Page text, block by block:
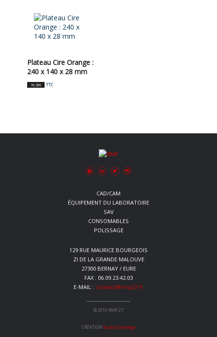
Plateau Cire Orange :
240 x 140 x 28 mm
76,38€ TTC
CAD/CAM
ÉQUIPEMENT DU LABORATOIRE
SAV
CONSOMABLES
POLISSAGE
129 RUE MAURICE BOURGEOIS
ZI DE LA GRANDE MALOUVE
27300 BERNAY / EURE
FAX : 06.09.23.42.03
E-MAIL : contact@rmp27.fr
© 2019 RMP 27
CRÉATION Studio Caravage